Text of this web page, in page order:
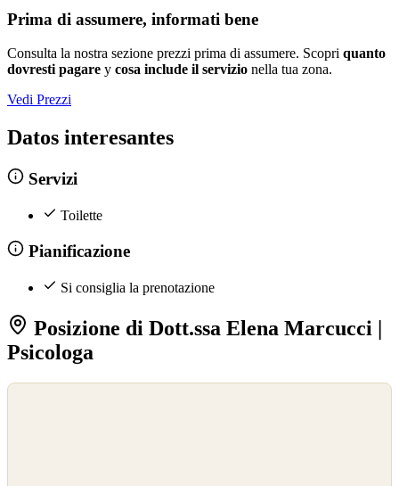
Prima di assumere, informati bene
Consulta la nostra sezione prezzi prima di assumere. Scopri quanto
dovresti pagare y cosa include il servizio nella tua zona.
Vedi Prezzi
Datos interesantes
Servizi
Toilette
Pianificazione
Si consiglia la prenotazione
Posizione di Dott.ssa Elena Marcucci |
Psicologa